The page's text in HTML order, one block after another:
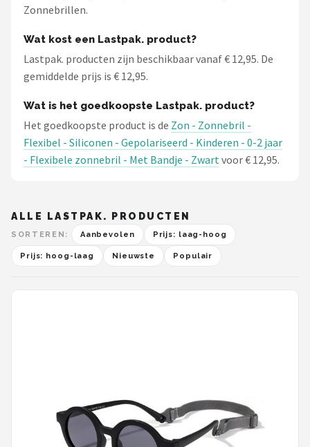
Zonnebrillen.
Wat kost een Lastpak. product?
Lastpak. producten zijn beschikbaar vanaf € 12,95. De
gemiddelde prijs is € 12,95.
Wat is het goedkoopste Lastpak. product?
Het goedkoopste product is de Zon - Zonnebril -
Flexibel - Siliconen - Gepolariseerd - Kinderen - 0-2 jaar
- Flexibele zonnebril - Met Bandje - Zwartvoor € 12,95.
ALLE LASTPAK. PRODUCTEN
SORTEREN: Aanbevolen Prijs: laag-hoog
Prijs: hoog-laag Nieuwste Populair